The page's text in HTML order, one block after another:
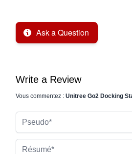
Ask a Question
Write a Review
Vous commentez : Unitree Go2 Docking
Résumé